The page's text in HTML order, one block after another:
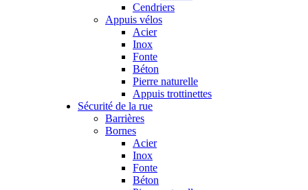
Cendriers
Appuis vélos
Acier
Inox
Fonte
Béton
Pierre naturelle
Appuis trottinettes
Sécurité de la rue
Barrières
Bornes
Acier
Inox
Fonte
Béton